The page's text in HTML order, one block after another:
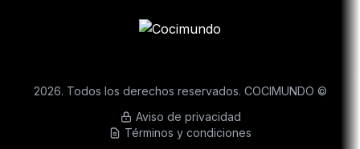
2026. Todos los derechos reservados. COCIMUNDO ©
Aviso de privacidad
Términos y condiciones